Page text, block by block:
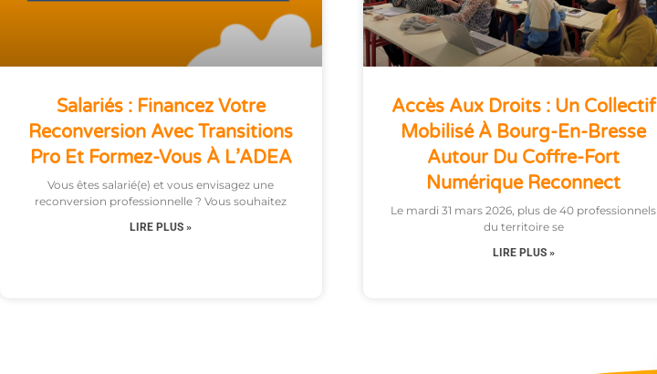
Salariés : Financez Votre
Reconversion Avec Transitions
Pro Et Formez-Vous À L’ADEA
Vous êtes salarié(e) et vous envisagez une
reconversion professionnelle ? Vous souhaitez
LIRE PLUS »
Accès Aux Droits : Un Collectif
Mobilisé À Bourg-En-Bresse
Autour Du Coffre-Fort
Numérique Reconnect
Le mardi 31 mars 2026, plus de 40 professionnels
du territoire se
LIRE PLUS »